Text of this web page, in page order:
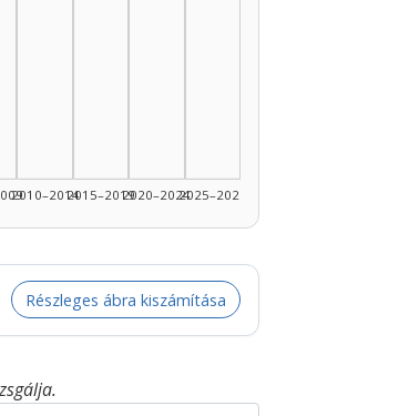
2010–20142015–20192020–20242025–2026
Részleges ábra kiszámítása